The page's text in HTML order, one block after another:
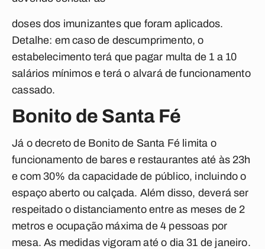
doses dos imunizantes que foram aplicados.
Detalhe: em caso de descumprimento, o
estabelecimento terá que pagar multa de 1 a 10
salários mínimos e terá o alvará de funcionamento
cassado.
Bonito de Santa Fé
Já o decreto de Bonito de Santa Fé limita o
funcionamento de bares e restaurantes até às 23h
e com 30% da capacidade de público, incluindo o
espaço aberto ou calçada. Além disso, deverá ser
respeitado o distanciamento entre as meses de 2
metros e ocupação máxima de 4 pessoas por
mesa. As medidas vigoram até o dia 31 de janeiro.